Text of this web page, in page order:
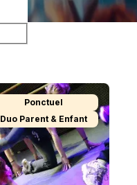
Ponctuel
Duo Parent & Enfant